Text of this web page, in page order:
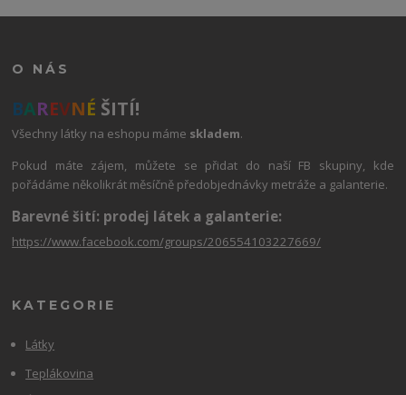
O NÁS
BAREVNÉ ŠITÍ!
Všechny látky na eshopu máme skladem.
Pokud máte zájem, můžete se přidat do naší FB skupiny, kde
pořádáme několikrát měsíčně předobjednávky metráže a galanterie.
Barevné šití: prodej látek a galanterie:
https://www.facebook.com/groups/206554103227669/
KATEGORIE
Látky
Teplákovina